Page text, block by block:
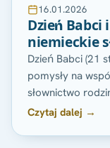
16.01.2026
Dzień Babci
niemieckie
Dzień Babci (21
pomysły na
słownictwo
Czytaj dalej →